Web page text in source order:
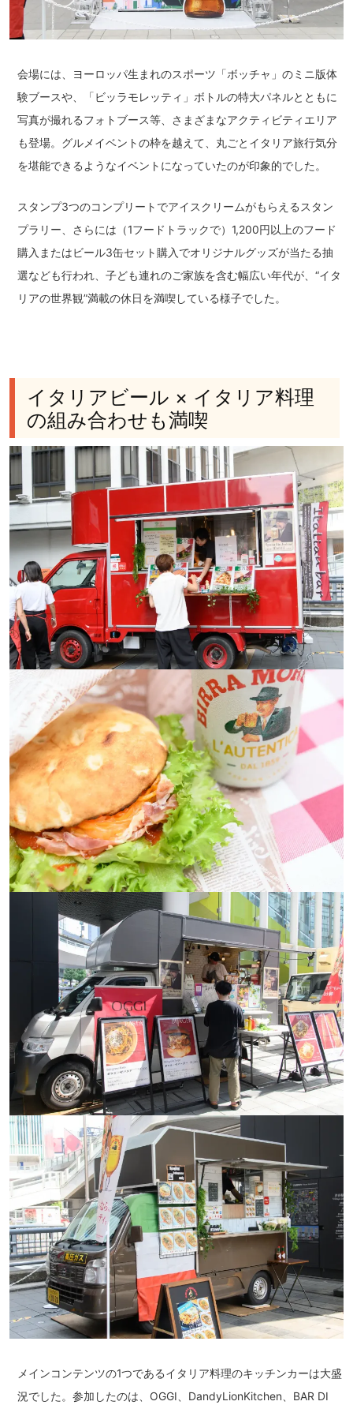
会場には、ヨーロッパ生まれのスポーツ「ボッチャ」のミニ版体
験ブースや、「ビッラモレッティ」ボトルの特大パネルとともに
写真が撮れるフォトブース等、さまざまなアクティビティエリア
も登場。グルメイベントの枠を越えて、丸ごとイタリア旅行気分
を堪能できるようなイベントになっていたのが印象的でした。
スタンプ3つのコンプリートでアイスクリームがもらえるスタン
プラリー、さらには（1フードトラックで）1,200円以上のフード
購入またはビール3缶セット購入でオリジナルグッズが当たる抽
選なども行われ、子ども連れのご家族を含む幅広い年代が、“イタ
リアの世界観”満載の休日を満喫している様子でした。
イタリアビール × イタリア料理
の組み合わせも満喫
メインコンテンツの1つであるイタリア料理のキッチンカーは大盛
況でした。参加したのは、OGGI、DandyLionKitchen、BAR DI